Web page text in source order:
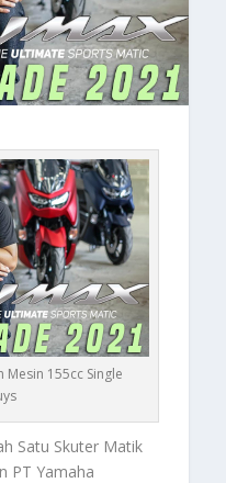
Mesin 155cc Single
Satu Skuter Matik
PT Yamaha